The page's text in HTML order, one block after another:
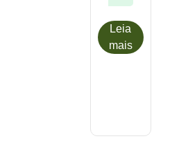
Leia
mais